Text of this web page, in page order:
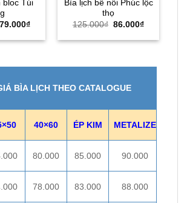
bloc Túi
Giá
79.000₫Giá
tại
Bìa lịch bế nổi Phúc lộc
thọ
125.000₫ Giá
là:
86.000₫Giá
tại
BÌA LỊCH THEO CATALOGUE
40×60 ÉP KIM METALIZE
80.000 85.000 90.000
78.000 83.000 88.000